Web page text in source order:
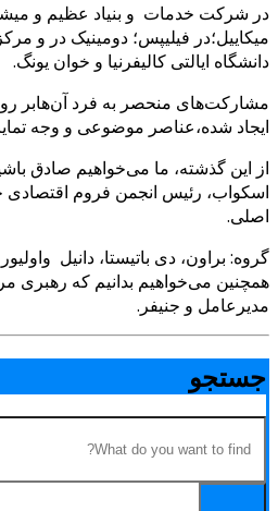
شرکت خدمات و بنیاد عظیم و
فیلیپس؛ دومینیک در و مرکز
ایالتی کالیفرنیا و خوان یونگ.
شده،عناصر موضوعی و وجه
این گذشته، ما می‌خواهیم صادق
رئیس انجمن فروم اقتصادی
براون، دی باتیستا، دانیل واولیور
می‌خواهیم بدانیم که رهبری
و جنیفر.